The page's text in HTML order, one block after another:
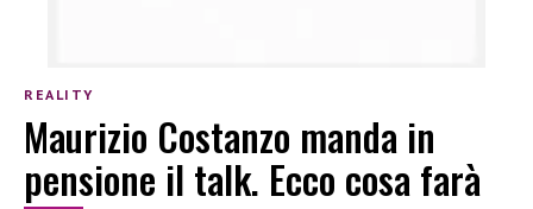
REALITY
Maurizio Costanzo manda in
pensione il talk. Ecco cosa farà